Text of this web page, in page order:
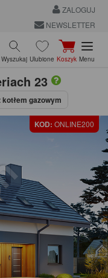
ZALOGUJ
NEWSLETTER
Wyszukaj Ulubione Koszyk Menu
23
gazowym
KOD: ONLINE200